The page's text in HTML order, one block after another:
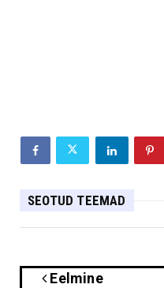
SEOTUD TEEMAD
Eelmine